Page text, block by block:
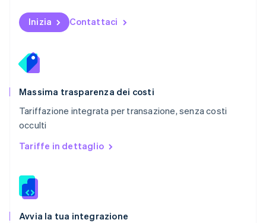
Inizia Contattaci
Massima trasparenza dei costi
Tariffazione integrata per transazione, senza costi
occulti
Tariffe in dettaglio
Avvia la tua integrazione
English
Portogallo
RAS di Hong Kong, Cina
English
English
English
Romania
English
Slovacchia
Slovenia
English Italiano